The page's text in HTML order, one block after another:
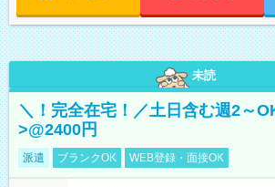
未読
＼！完全在宅！／土日含む週2～
>@2400円
派遣 ブランクOK WEB登録・面接OK